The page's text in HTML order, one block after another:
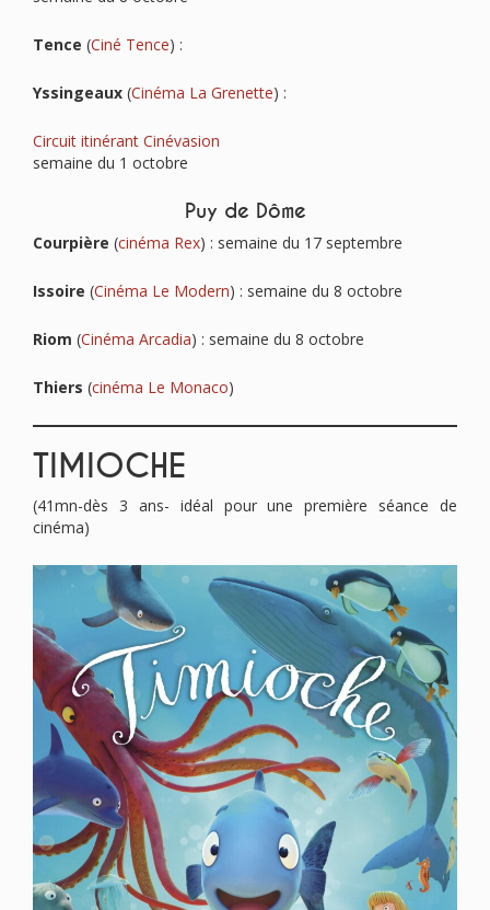
Tence (Ciné Tence) :
Yssingeaux (Cinéma La Grenette) :
Circuit itinérant Cinévasion
semaine du 1 octobre
Puy de Dôme
Courpière (cinéma Rex) : semaine du 17 septembre
Issoire (Cinéma Le Modern) : semaine du 8 octobre
Riom (Cinéma Arcadia) : semaine du 8 octobre
Thiers (cinéma Le Monaco)
TIMIOCHE
(41mn-dès 3 ans- idéal pour une première séance de
cinéma)